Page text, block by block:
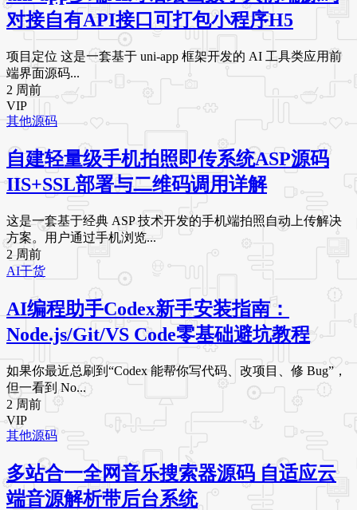
对接自有API接口可打包小程序H5
项目定位 这是一套基于 uni-app 框架开发的 AI 工具类应用前
端界面源码...
2 周前
VIP
其他源码
自建轻量级手机拍照即传系统ASP源码
IIS+SSL部署与二维码调用详解
这是一套基于经典 ASP 技术开发的手机端拍照自动上传解决
方案。用户通过手机浏览...
2 周前
AI干货
AI编程助手Codex新手安装指南：
Node.js/Git/VS Code零基础避坑教程
如果你最近总刷到“Codex 能帮你写代码、改项目、修 Bug”，
但一看到 No...
2 周前
VIP
其他源码
多站合一全网音乐搜索器源码 自适应云
端音源解析带后台系统